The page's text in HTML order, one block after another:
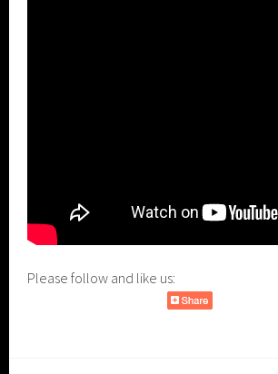
Please follow and like us: